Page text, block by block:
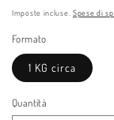
di
Imposte incluse. Spese di
Formato
1 KG circa
Quantità